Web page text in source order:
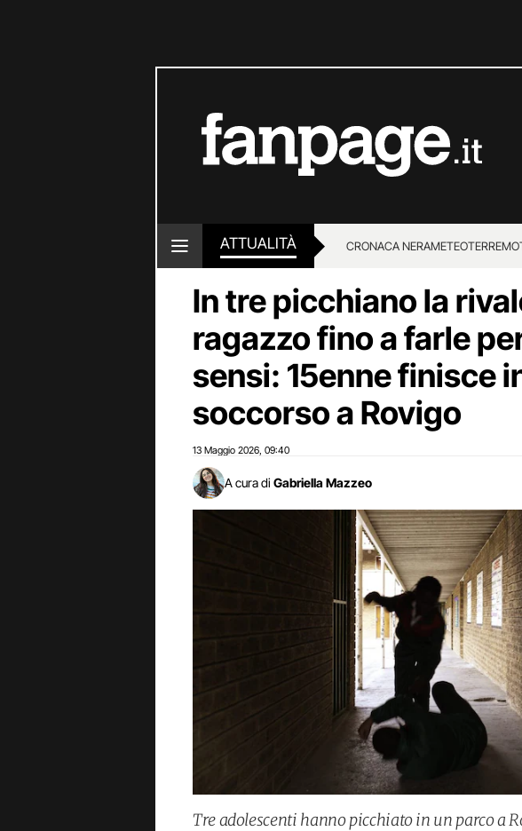
ATTUALITÀ CRONACA NERAMETEO
LOTTO E SUPERENALOTTO
In tre picchiano la
ragazzo fino a farle
sensi: 15enne finisce
soccorso a Rovigo
13 Maggio 2026 09:40
A cura di Gabriella Mazzeo
Tre adolescenti hanno picchiato in un parco a